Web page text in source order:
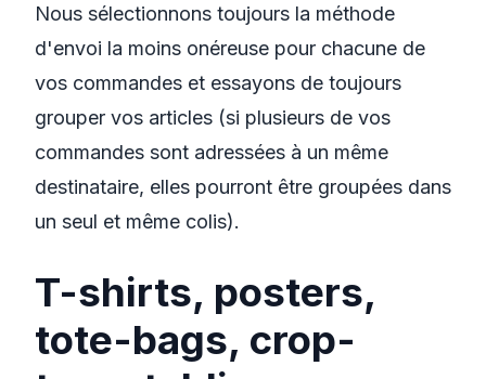
Nous sélectionnons toujours la méthode
d'envoi la moins onéreuse pour chacune de
vos commandes et essayons de toujours
grouper vos articles (si plusieurs de vos
commandes sont adressées à un même
destinataire, elles pourront être groupées dans
un seul et même colis).
T-shirts, posters,
tote-bags, crop-